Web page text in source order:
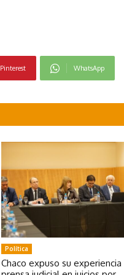
Pinterest WhatsApp
Política
Chaco expuso su experiencia